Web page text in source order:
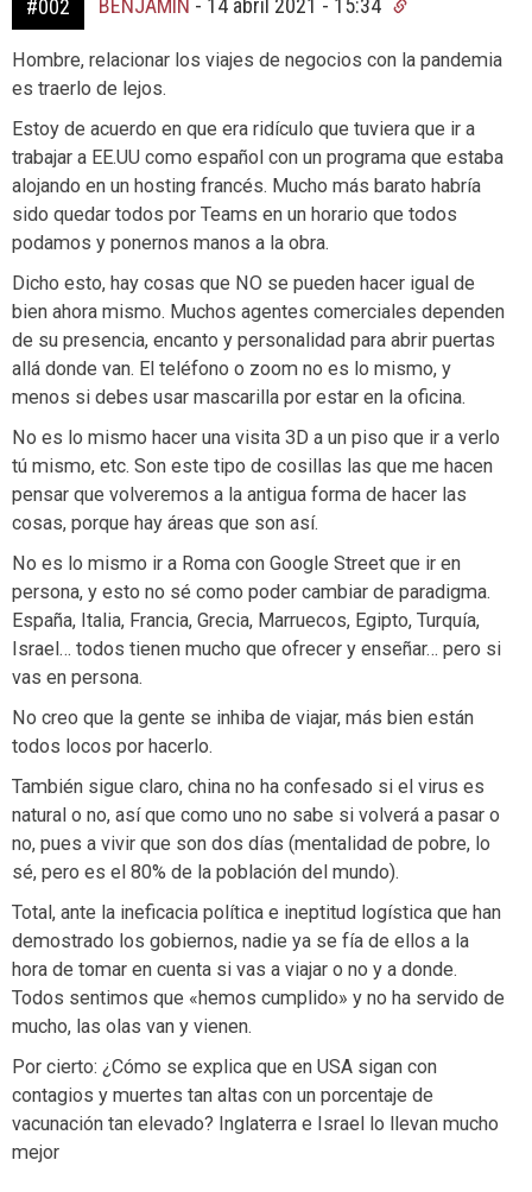
#002 BENJAMIN - 14 abril 2021 - 15:34
Hombre, relacionar los viajes de negocios con la pandemia
es traerlo de lejos.
Estoy de acuerdo en que era ridículo que tuviera que ir a
trabajar a EE.UU como español con un programa que estaba
alojando en un hosting francés. Mucho más barato habría
sido quedar todos por Teams en un horario que todos
podamos y ponernos manos a la obra.
Dicho esto, hay cosas que NO se pueden hacer igual de
bien ahora mismo. Muchos agentes comerciales dependen
de su presencia, encanto y personalidad para abrir puertas
allá donde van. El teléfono o zoom no es lo mismo, y
menos si debes usar mascarilla por estar en la oficina.
No es lo mismo hacer una visita 3D a un piso que ir a verlo
tú mismo, etc. Son este tipo de cosillas las que me hacen
pensar que volveremos a la antigua forma de hacer las
cosas, porque hay áreas que son así.
No es lo mismo ir a Roma con Google Street que ir en
persona, y esto no sé como poder cambiar de paradigma.
España, Italia, Francia, Grecia, Marruecos, Egipto, Turquía,
Israel… todos tienen mucho que ofrecer y enseñar… pero si
vas en persona.
No creo que la gente se inhiba de viajar, más bien están
todos locos por hacerlo.
También sigue claro, china no ha confesado si el virus es
natural o no, así que como uno no sabe si volverá a pasar o
no, pues a vivir que son dos días (mentalidad de pobre, lo
sé, pero es el 80% de la población del mundo).
Total, ante la ineficacia política e ineptitud logística que han
demostrado los gobiernos, nadie ya se fía de ellos a la
hora de tomar en cuenta si vas a viajar o no y a donde.
Todos sentimos que «hemos cumplido» y no ha servido de
mucho, las olas van y vienen.
Por cierto: ¿Cómo se explica que en USA sigan con
contagios y muertes tan altas con un porcentaje de
vacunación tan elevado? Inglaterra e Israel lo llevan mucho
mejor